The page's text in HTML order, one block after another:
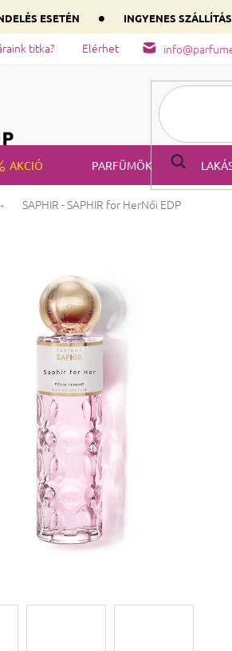
ESETÉN • INGYENES
titka? Elérhetőség A parfüm
AKCIÓ PARFÜMÖK
SAPHIR - SAPHIR for HerNői EDP